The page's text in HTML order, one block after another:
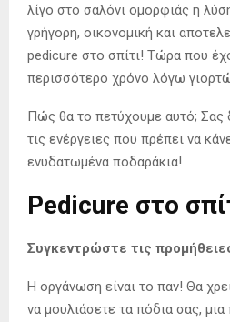
λίγο στο σαλόνι ομορφιάς η
γρήγορη, οικονομική και
pedicure στο σπίτι! Τώρα που
περισσότερο χρόνο λόγω
Πώς θα το πετύχουμε αυτό; Σας
τις ενέργειες που πρέπει να
ενυδατωμένα ποδαράκια!
Pedicure στο
Συγκεντρώστε τις
H οργάνωση είναι το παν! Θα
να μουλιάσετε τα πόδια σας,